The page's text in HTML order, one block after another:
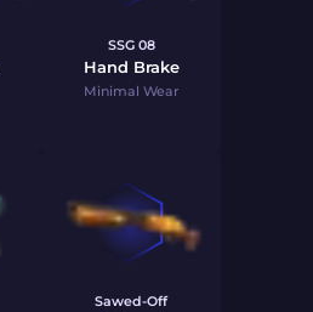
SSG 08
Hand Brake
Minimal Wear
Sawed-Off